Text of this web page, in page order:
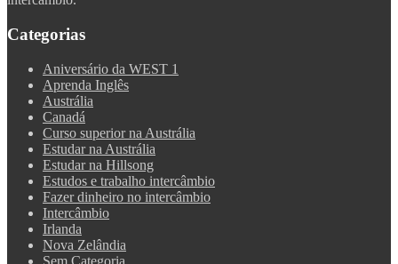
Categorias
Aniversário da WEST 1
Aprenda Inglês
Austrália
Canadá
Curso superior na Austrália
Estudar na Austrália
Estudar na Hillsong
Estudos e trabalho intercâmbio
Fazer dinheiro no intercâmbio
Intercâmbio
Irlanda
Nova Zelândia
Sem Categoria